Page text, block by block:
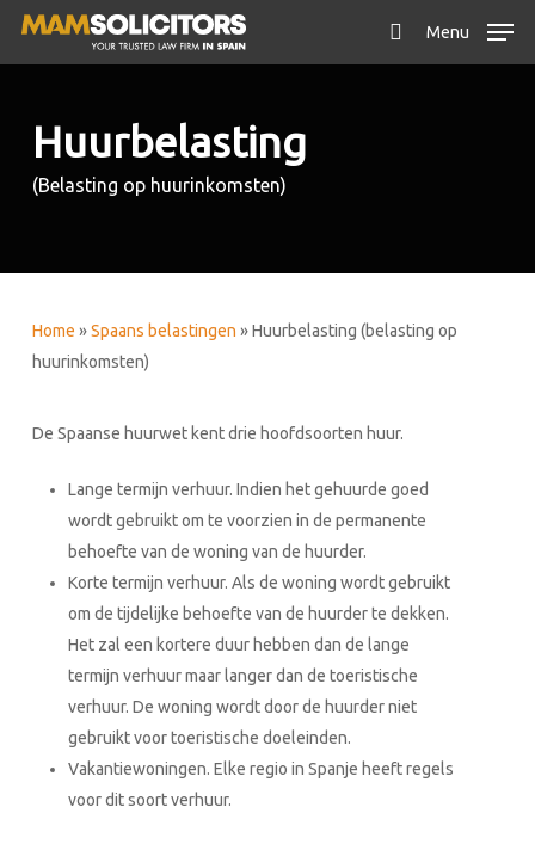
Skip
Menu
Huurbelasting
(Belasting op huurinkomsten)
Home »Spaans belastingen »Huurbelasting (belasting op
huurinkomsten)
De Spaanse huurwet kent drie hoofdsoorten huur.
Lange termijn verhuur. Indien het gehuurde goed
wordt gebruikt om te voorzien in de permanente
behoefte van de woning van de huurder.
Korte termijn verhuur. Als de woning wordt gebruikt
om de tijdelijke behoefte van de huurder te dekken.
Het zal een kortere duur hebben dan de lange
termijn verhuur maar langer dan de toeristische
verhuur. De woning wordt door de huurder niet
gebruikt voor toeristische doeleinden.
Vakantiewoningen. Elke regio in Spanje heeft regels
voor dit soort verhuur.